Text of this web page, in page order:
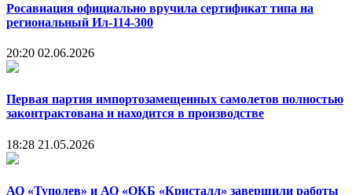
Росавиация официально вручила сертификат типа на
региональный Ил-114-300
20:20 02.06.2026
Первая партия импортозамещенных самолетов полностью
законтрактована и находится в производстве
18:28 21.05.2026
АО «Туполев» и АО «ОКБ «Кристалл» завершили работы